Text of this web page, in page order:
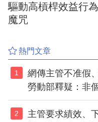
驅動高槓桿效益行
魔咒
熱門文章
1
網傳主管不准假
勞動部釋疑：非
2
主管要求績效、